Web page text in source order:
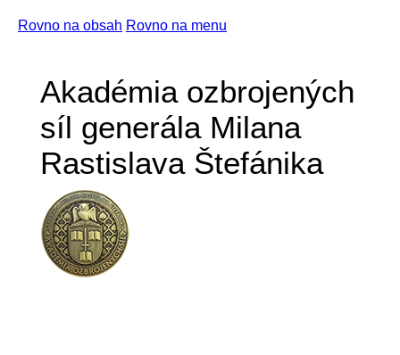
Rovno na obsah Rovno na menu
Akadémia ozbrojených
síl generála Milana
Rastislava Štefánika